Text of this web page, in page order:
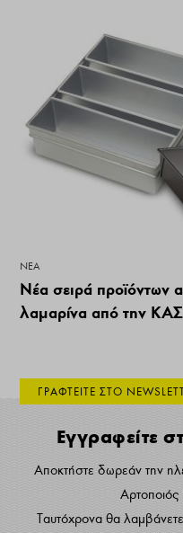
ΝΕΑ
Νέα σειρά προϊόντων
λαμαρίνα από την
ΓΡΑΦΤΕΙΤΕ ΣΤΟ
Εγγραφείτε
Αποκτήστε δωρεάν την
Ταυτόχρονα θα